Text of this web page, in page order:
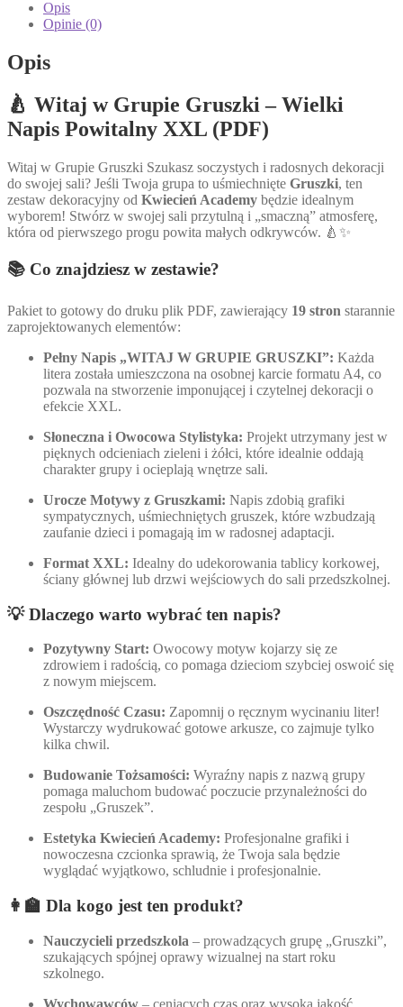
Opis
Opinie (0)
Opis
🍐 Witaj w Grupie Gruszki – Wielki
Napis Powitalny XXL (PDF)
Witaj w Grupie Gruszki Szukasz soczystych i radosnych dekoracji
do swojej sali? Jeśli Twoja grupa to uśmiechnięte Gruszki, ten
zestaw dekoracyjny od Kwiecień Academy będzie idealnym
wyborem! Stwórz w swojej sali przytulną i „smaczną” atmosferę,
która od pierwszego progu powita małych odkrywców. 🍐✨
📚 Co znajdziesz w zestawie?
Pakiet to gotowy do druku plik PDF, zawierający 19 stron starannie
zaprojektowanych elementów:
Pełny Napis „WITAJ W GRUPIE GRUSZKI”: Każda
litera została umieszczona na osobnej karcie formatu A4, co
pozwala na stworzenie imponującej i czytelnej dekoracji o
efekcie XXL.
Słoneczna i Owocowa Stylistyka: Projekt utrzymany jest w
pięknych odcieniach zieleni i żółci, które idealnie oddają
charakter grupy i ocieplają wnętrze sali.
Urocze Motywy z Gruszkami: Napis zdobią grafiki
sympatycznych, uśmiechniętych gruszek, które wzbudzają
zaufanie dzieci i pomagają im w radosnej adaptacji.
Format XXL: Idealny do udekorowania tablicy korkowej,
ściany głównej lub drzwi wejściowych do sali przedszkolnej.
💡 Dlaczego warto wybrać ten napis?
Pozytywny Start: Owocowy motyw kojarzy się ze
zdrowiem i radością, co pomaga dzieciom szybciej oswoić się
z nowym miejscem.
Oszczędność Czasu: Zapomnij o ręcznym wycinaniu liter!
Wystarczy wydrukować gotowe arkusze, co zajmuje tylko
kilka chwil.
Budowanie Tożsamości: Wyraźny napis z nazwą grupy
pomaga maluchom budować poczucie przynależności do
zespołu „Gruszek”.
Estetyka Kwiecień Academy: Profesjonalne grafiki i
nowoczesna czcionka sprawią, że Twoja sala będzie
wyglądać wyjątkowo, schludnie i profesjonalnie.
👩‍🏫 Dla kogo jest ten produkt?
Nauczycieli przedszkola – prowadzących grupę „Gruszki”,
szukających spójnej oprawy wizualnej na start roku
szkolnego.
Wychowawców – ceniących czas oraz wysoką jakość